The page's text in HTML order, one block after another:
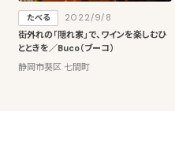
たべる
2022/9/8
街外れの「隠れ家」で、ワインを楽しむひ
とときを／Buco（ブーコ）
静岡市葵区 七間町